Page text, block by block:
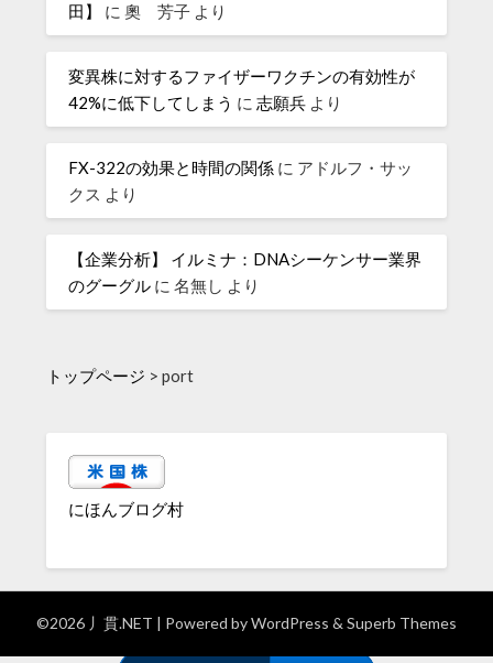
田】
に奧 芳子 より
変異株に対するファイザーワクチンの有効性が
42%に低下してしまう に志願兵 より
FX-322の効果と時間の関係 に アドルフ・サッ
クス より
【企業分析】 イルミナ：DNAシーケンサー業界
のグーグル に名無し より
トップページ >port
にほんブログ村
©2026 丿貫.NET | Powered byWordPress & Superb Themes